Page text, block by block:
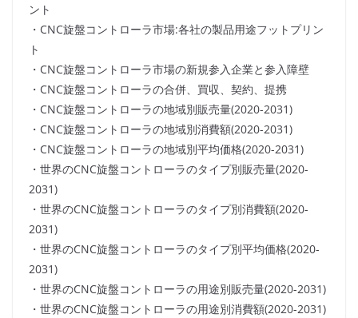
ント
・CNC旋盤コントローラ市場:各社の製品用途フットプリン
ト
・CNC旋盤コントローラ市場の新規参入企業と参入障壁
・CNC旋盤コントローラの合併、買収、契約、提携
・CNC旋盤コントローラの地域別販売量(2020-2031)
・CNC旋盤コントローラの地域別消費額(2020-2031)
・CNC旋盤コントローラの地域別平均価格(2020-2031)
・世界のCNC旋盤コントローラのタイプ別販売量(2020-
2031)
・世界のCNC旋盤コントローラのタイプ別消費額(2020-
2031)
・世界のCNC旋盤コントローラのタイプ別平均価格(2020-
2031)
・世界のCNC旋盤コントローラの用途別販売量(2020-2031)
・世界のCNC旋盤コントローラの用途別消費額(2020-2031)